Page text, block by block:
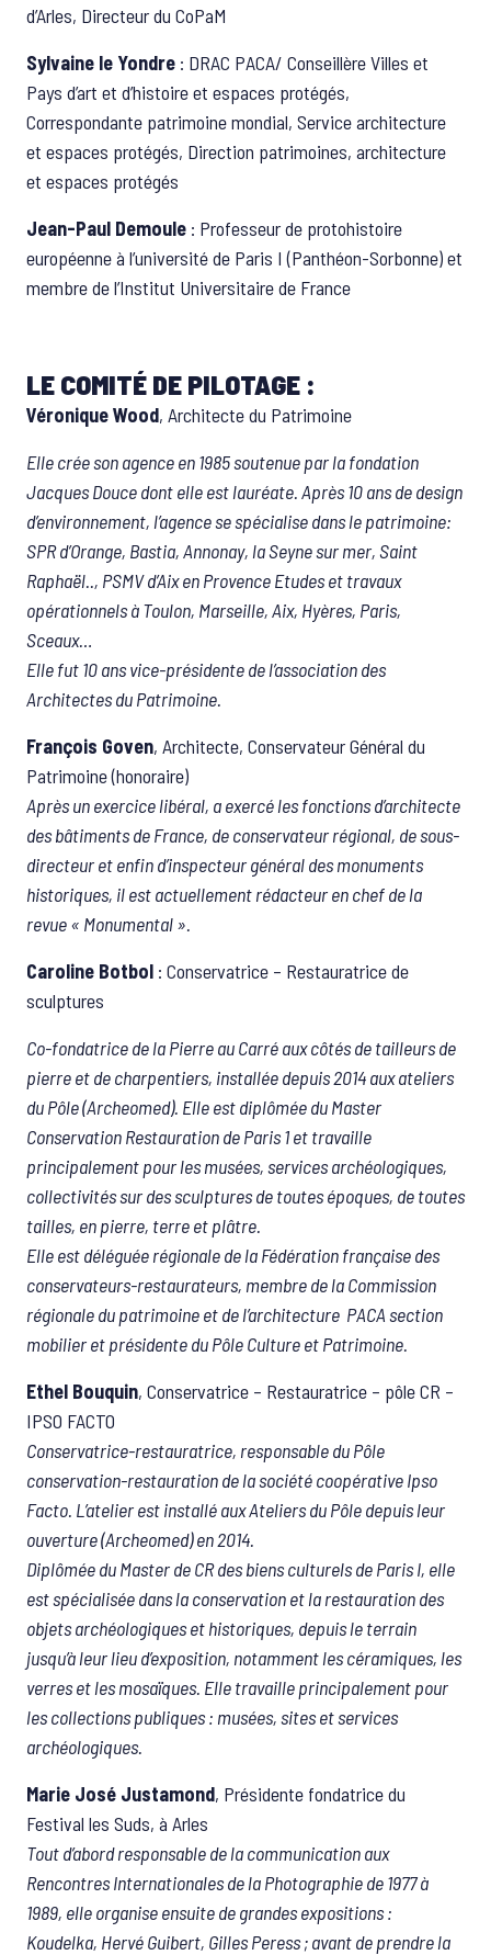
d’Arles, Directeur du CoPaM
Sylvaine le Yondre : DRAC PACA/ Conseillère Villes et
Pays d’art et d’histoire et espaces protégés,
Correspondante patrimoine mondial, Service architecture
et espaces protégés, Direction patrimoines, architecture
et espaces protégés
Jean-Paul Demoule : Professeur de protohistoire
européenne à l’université de Paris I (Panthéon-Sorbonne) et
membre de l’Institut Universitaire de France
LE COMITÉ DE PILOTAGE :
Véronique Wood, Architecte du Patrimoine
Elle crée son agence en 1985 soutenue par la fondation
Jacques Douce dont elle est lauréate. Après 10 ans de design
d’environnement, l’agence se spécialise dans le patrimoine:
SPR d’Orange, Bastia, Annonay, la Seyne sur mer, Saint
Raphaël.., PSMV d’Aix en Provence Etudes et travaux
opérationnels à Toulon, Marseille, Aix, Hyères, Paris,
Sceaux…
Elle fut 10 ans vice-présidente de l’association des
Architectes du Patrimoine.
François Goven, Architecte, Conservateur Général du
Patrimoine (honoraire)
Après un exercice libéral, a exercé les fonctions d’architecte
des bâtiments de France, de conservateur régional, de sous-
directeur et enfin d’inspecteur général des monuments
historiques, il est actuellement rédacteur en chef de la
revue « Monumental ».
Caroline Botbol : Conservatrice – Restauratrice de
sculptures
Co-fondatrice de la Pierre au Carré aux côtés de tailleurs de
pierre et de charpentiers, installée depuis 2014 aux ateliers
du Pôle (Archeomed). Elle est diplômée du Master
Conservation Restauration de Paris 1 et travaille
principalement pour les musées, services archéologiques,
collectivités sur des sculptures de toutes époques, de toutes
tailles, en pierre, terre et plâtre.
Elle est déléguée régionale de la Fédération française des
conservateurs-restaurateurs, membre de la Commission
régionale du patrimoine et de l’architecture PACA section
mobilier et présidente du Pôle Culture et Patrimoine.
Ethel Bouquin, Conservatrice – Restauratrice – pôle CR –
IPSO FACTO
Conservatrice-restauratrice, responsable du Pôle
conservation-restauration de la société coopérative Ipso
Facto. L’atelier est installé aux Ateliers du Pôle depuis leur
ouverture (Archeomed) en 2014.
Diplômée du Master de CR des biens culturels de Paris I, elle
est spécialisée dans la conservation et la restauration des
objets archéologiques et historiques, depuis le terrain
jusqu’à leur lieu d’exposition, notamment les céramiques, les
verres et les mosaïques. Elle travaille principalement pour
les collections publiques : musées, sites et services
archéologiques.
Marie José Justamond, Présidente fondatrice du
Festival les Suds, à Arles
Tout d’abord responsable de la communication aux
Rencontres Internationales de la Photographie de 1977 à
1989, elle organise ensuite de grandes expositions :
Koudelka, Hervé Guibert, Gilles Peress ; avant de prendre la